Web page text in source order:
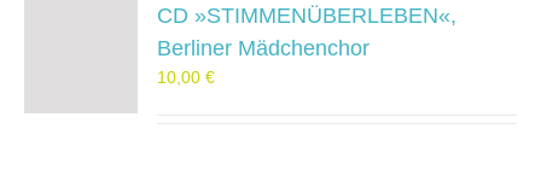
CD »STIMMENÜBERLEBEN«,
Berliner Mädchenchor
10,00€